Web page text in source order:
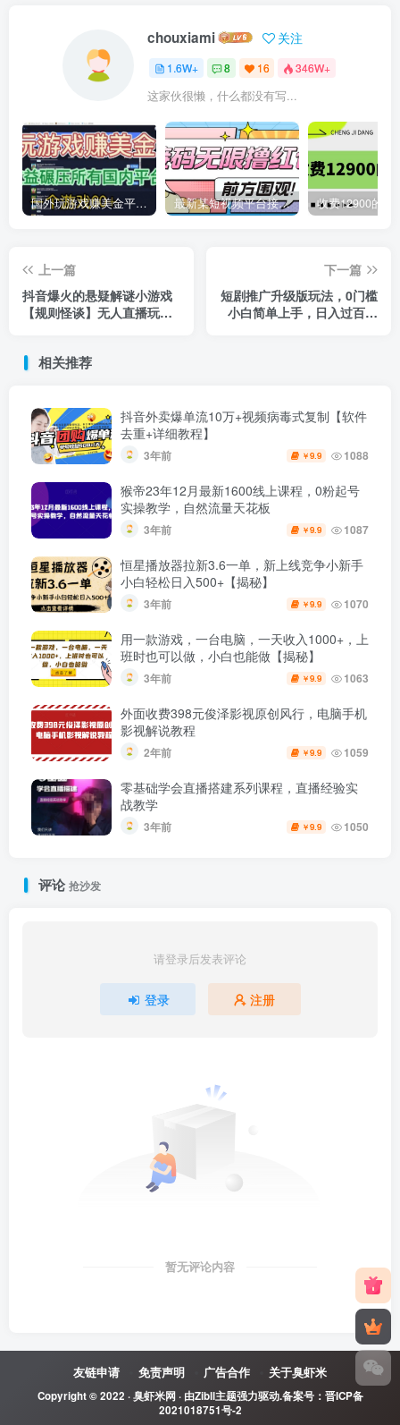
chouxiami 关注
1.6W+ 8 16 346W+
这家伙很懒，什么都没有写...
国外玩游戏赚美金平台，一个游戏60+，收益碾压国内所有平台 最新某短视频平台接码看广告，无限撸1.3元项目【软件+详细操作教程】
上一篇
抖音爆火的悬疑解谜小游戏
【规则怪谈】无人直播玩法
下一篇
短剧推广升级版玩法，0门槛
小白简单上手，日入过百也
相关推荐
抖音外卖爆单流10万+视频病毒式复制【软件
去重+详细教程】
3年前 ￥9.9 1088
猴帝23年12月最新1600线上课程，0粉起号
实操教学，自然流量天花板
3年前 ￥9.9 1087
恒星播放器拉新3.6一单，新上线竞争小新手
小白轻松日入500+【揭秘】
3年前 ￥9.9 1070
用一款游戏，一台电脑，一天收入1000+，上
班时也可以做，小白也能做【揭秘】
3年前 ￥9.9 1063
外面收费398元俊泽影视原创风行，电脑手机
影视解说教程
2年前 ￥9.9 1059
零基础学会直播搭建系列课程，​直播经验实
战教学
3年前 ￥9.9 1050
评论抢沙发
请登录后发表评论
登录 注册
暂无评论内容
友链申请 免责声明 广告合作 关于臭虾米
Copyright © 2022 ·臭虾米网· 由Zibll主题强力驱动.备案号： 晋ICP备
2021018751号-2